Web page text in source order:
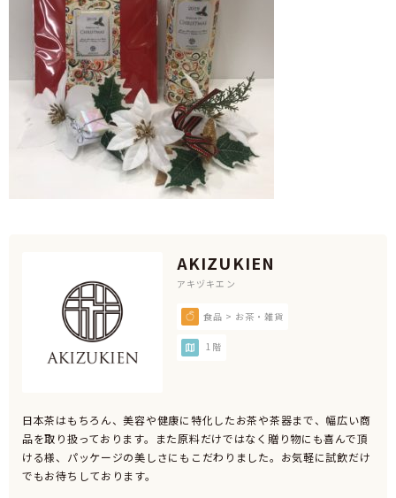
AKIZUKIEN
アキヅキエン
食品 > お茶・雑貨
1階
日本茶はもちろん、美容や健康に特化したお茶や茶器まで、幅広い商
品を取り扱っております。また原料だけではなく贈り物にも喜んで頂
ける様、パッケージの美しさにもこだわりました。お気軽に試飲だけ
でもお待ちしております。